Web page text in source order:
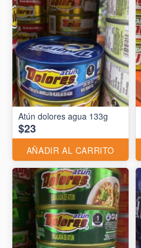
Atún dolores agua 133g
$23
AÑADIR AL CARRITO